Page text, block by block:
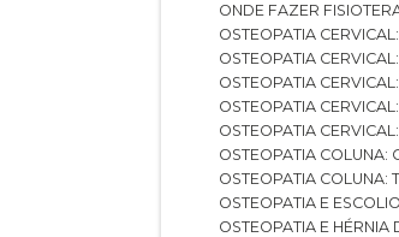
ONDE FAZER
OSTEOPATIA
OSTEOPATIA
OSTEOPATIA
OSTEOPATIA
OSTEOPATIA
OSTEOPATIA
OSTEOPATIA
OSTEOPATIA E
OSTEOPATIA E